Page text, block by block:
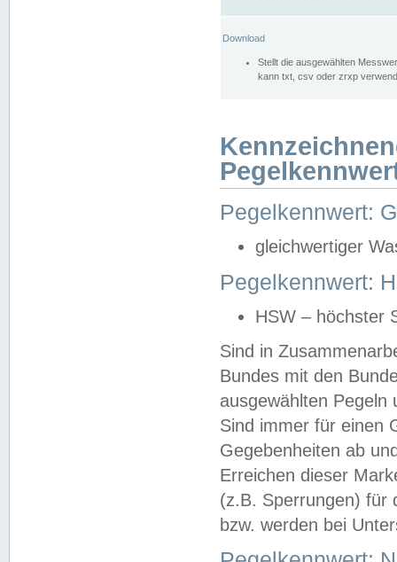
Download
Stellt die ausgewählten
kann txt, csv oder zrxp
Pegelkennwert:
gleichwertiger
Pegelkennwert:
HSW – höchster
Sind in
Bundes mit den
ausgewählten
Sind immer für einen
Gegebenheiten ab
Erreichen dieser
(z.B. Sperrungen) für
bzw. werden bei